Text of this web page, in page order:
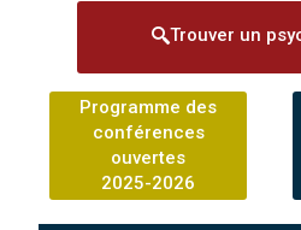
Trouver un
Programme des
conférences
ouvertes
2025-2026